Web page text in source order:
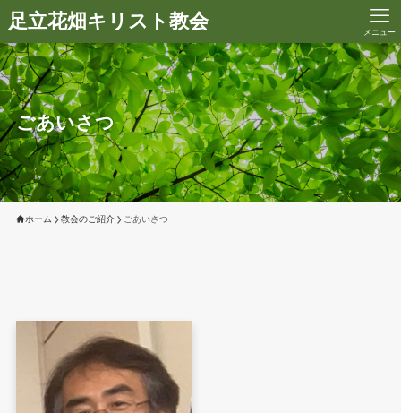
足立花畑キリスト教会 メニュー
ごあいさつ
ホーム 教会のご紹介 ごあいさつ